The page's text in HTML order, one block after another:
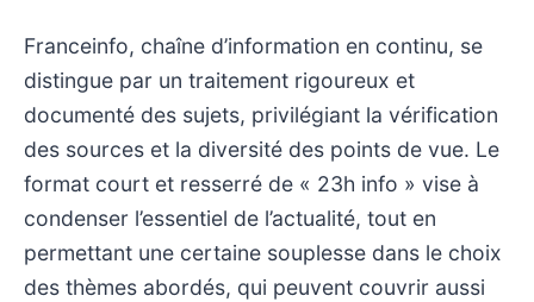
Franceinfo, chaîne d’information en continu, se
distingue par un traitement rigoureux et
documenté des sujets, privilégiant la vérification
des sources et la diversité des points de vue. Le
format court et resserré de « 23h info » vise à
condenser l’essentiel de l’actualité, tout en
permettant une certaine souplesse dans le choix
des thèmes abordés, qui peuvent couvrir aussi